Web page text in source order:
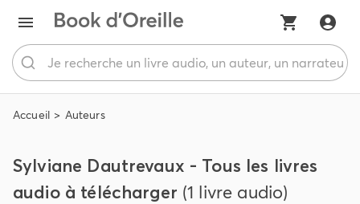
Accueil Auteurs
Sylviane Dautrevaux - Tous les livres
audio à télécharger (1 livre audio)